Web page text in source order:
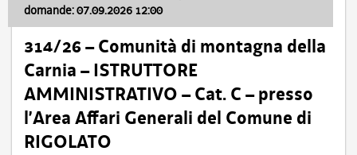
domande: 07.09.2026 12:00
314/26 – Comunità di montagna della
Carnia – ISTRUTTORE
AMMINISTRATIVO – Cat. C – presso
l’Area Affari Generali del Comune di
RIGOLATO